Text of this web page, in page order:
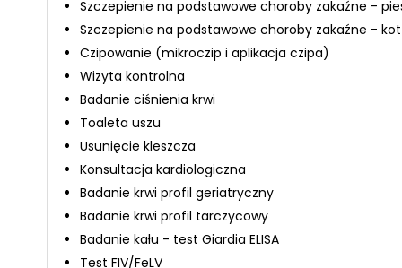
Szczepienie na podstawowe choroby zakaźne -
Szczepienie na podstawowe choroby zakaźne - kot
Czipowanie (mikroczip i aplikacja czipa)
Wizyta kontrolna
Badanie ciśnienia krwi
Toaleta uszu
Usunięcie kleszcza
Konsultacja kardiologiczna
Badanie krwi profil geriatryczny
Badanie krwi profil tarczycowy
Badanie kału - test Giardia ELISA
Test FIV/FeLV